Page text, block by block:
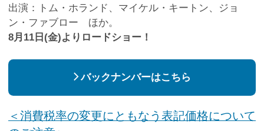
出演：トム・ホランド、マイケル・キートン、ジョ
ン・ファブロー ほか。
8月11日(金)よりロードショー！
バックナンバーはこちら
＜消費税率の変更にともなう表記価格について